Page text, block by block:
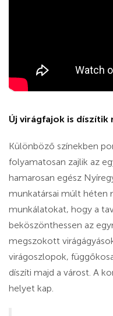
Új virágfajok is díszítik
Különböző színekben
folyamatosan zajlik az
hamarosan egész
munkatársai múlt héten
munkálatokat, hogy a
beköszönthessen az
megszokott
virágoszlopok,
díszíti majd a várost. A
helyet kap.